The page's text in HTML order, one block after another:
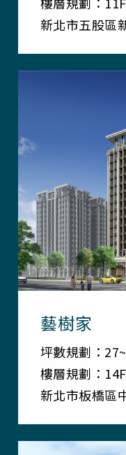
新北市五股區
藝樹家
坪數規劃：
樓層規劃：
新北市板橋區